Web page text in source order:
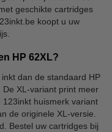
geschikte cartridges
koopt u uw
HP 62XL?
dan de standaard HP
XL-variant print meer
123inkt huismerk variant
de originele XL-versie.
Bestel uw cartridges bij